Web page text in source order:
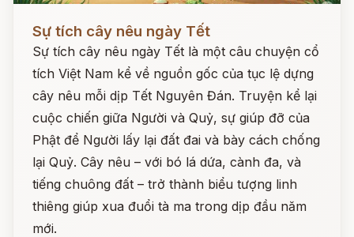
Sự tích cây nêu ngày Tết
Sự tích cây nêu ngày Tết là một câu chuyện cổ
tích Việt Nam kể về nguồn gốc của tục lệ dựng
cây nêu mỗi dịp Tết Nguyên Đán. Truyện kể lại
cuộc chiến giữa Người và Quỷ, sự giúp đỡ của
Phật để Người lấy lại đất đai và bày cách chống
lại Quỷ. Cây nêu – với bó lá dứa, cành đa, và
tiếng chuông đất – trở thành biểu tượng linh
thiêng giúp xua đuổi tà ma trong dịp đầu năm
mới.